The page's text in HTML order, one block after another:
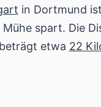
in Dortmund
spart. Die
etwa 22